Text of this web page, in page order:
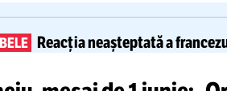
Reacția neașteptată a